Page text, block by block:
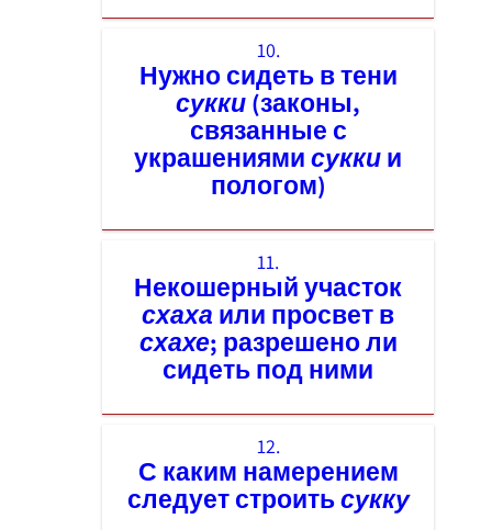
10.
Нужно сидеть в тени
сукки (законы,
связанные с
украшениями сукки и
пологом)
11.
Некошерный участок
схаха или просвет в
схахе; разрешено ли
сидеть под ними
12.
С каким намерением
следует строитьсукку